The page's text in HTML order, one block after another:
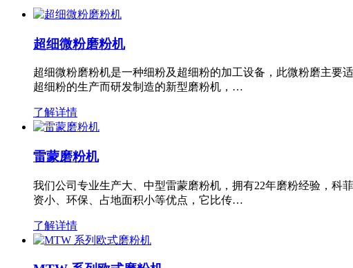
超细微粉磨粉机
超细微粉磨粉机是一种细粉及超细粉的加工设备，此微粉磨主要
超细粉的生产而研发制造的新型磨粉机，…
了解详情
雷蒙磨粉机
我们公司专业生产大、中型雷蒙磨粉机，拥有22年磨粉经验，科
资小、环保、占地面积小等优点，它比传…
了解详情